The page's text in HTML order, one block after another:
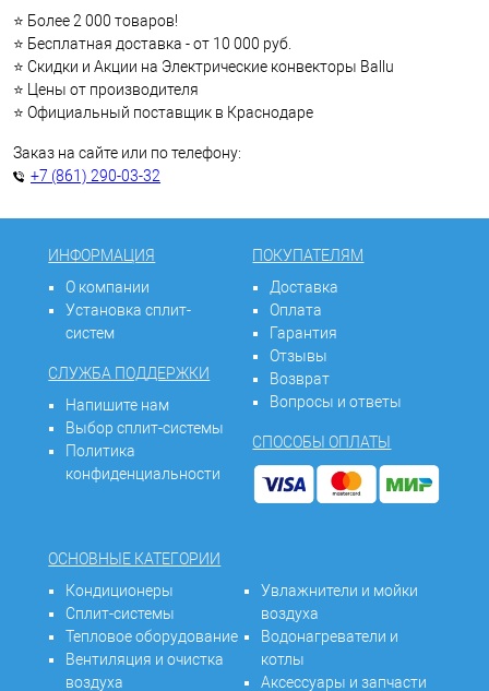
⭐ Более 2 000 товаров!
⭐ Бесплатная доставка - от 10 000 руб.
⭐ Скидки и Акции на Электрические конвекторы Ballu
⭐ Цены от производителя
⭐ Официальный поставщик в Краснодаре
Заказ на сайте или по телефону:
+7 (861) 290-03-32
ИНФОРМАЦИЯ
О компании
Установка сплит-
систем
СЛУЖБА ПОДДЕРЖКИ
Напишите нам
Выбор сплит-системы
Политика
конфиденциальности
ПОКУПАТЕЛЯМ
Доставка
Оплата
Гарантия
Отзывы
Возврат
Вопросы и ответы
СПОСОБЫ ОПЛАТЫ
ОСНОВНЫЕ КАТЕГОРИИ
Кондиционеры
Сплит-системы
Тепловое оборудование
Вентиляция и очистка
воздуха
Увлажнители и мойки
воздуха
Водонагреватели и
котлы
Аксессуары и запчасти